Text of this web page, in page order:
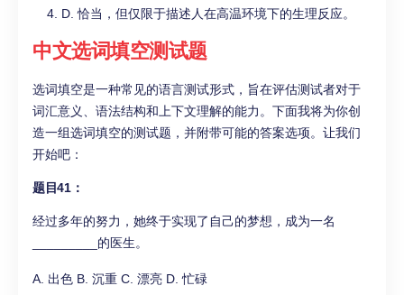
D. 恰当，但仅限于描述人在高温环境下的生理反应。
中文选词填空测试题
选词填空是一种常见的语言测试形式，旨在评估测试者对于
词汇意义、语法结构和上下文理解的能力。下面我将为你创
造一组选词填空的测试题，并附带可能的答案选项。让我们
开始吧：
题目41：
经过多年的努力，她终于实现了自己的梦想，成为一名
_________的医生。
A. 出色 B. 沉重 C. 漂亮 D. 忙碌